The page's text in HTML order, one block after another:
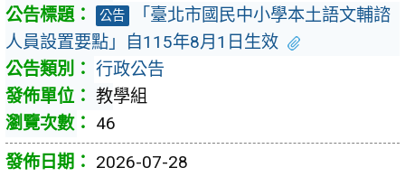
公告
「臺北市國民中小學本土語文輔諮
人員設置要點」自115年8月1日生效
行政公告
教學組
46
2026-07-28